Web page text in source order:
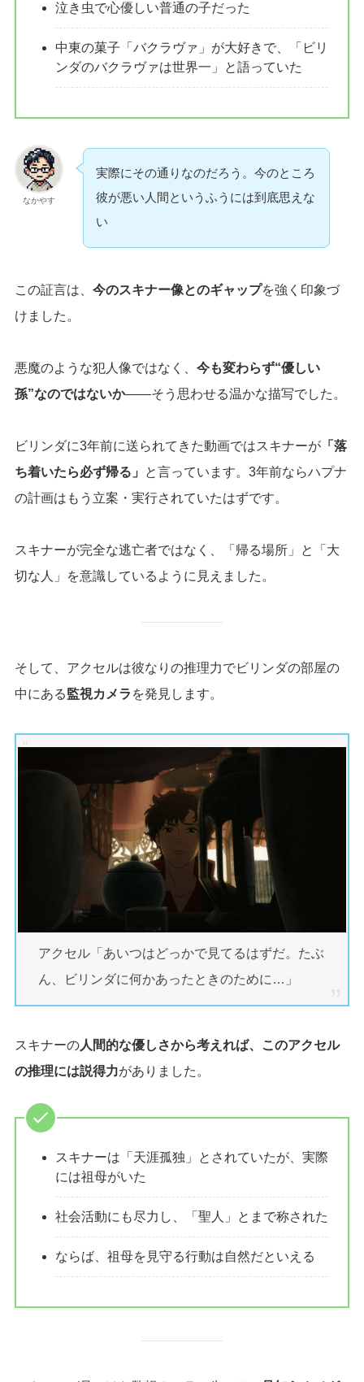
泣き虫で心優しい普通の子だった
中東の菓子「バクラヴァ」が大好きで、「ビリ
ンダのバクラヴァは世界一」と語っていた
なかやす
実際にその通りなのだろう。今のところ
彼が悪い人間というふうには到底思えな
い
この証言は、 今のスキナー像とのギャップを強く印象づ
けました。
悪魔のような犯人像ではなく、 今も変わらず“優しい
孫”なのではないか――そう思わせる温かな描写でした。
ビリンダに3年前に送られてきた動画ではスキナーが「落
ち着いたら必ず帰る」
と言っています。3年前ならハプナ
の計画はもう立案・実行されていたはずです。
スキナーが完全な逃亡者ではなく、「帰る場所」と「大
切な人」を意識しているように見えました。
そして、アクセルは彼なりの推理力でビリンダの部屋の
中にある監視カメラ を発見します。
アクセル「あいつはどっかで見てるはずだ。たぶ
ん、ビリンダに何かあったときのために…」
スキナーの人間的な優しさから考えれば、このアクセル
の推理には説得力がありました。
スキナーは「天涯孤独」とされていたが、実際
には祖母がいた
社会活動にも尽力し、「聖人」とまで称された
ならば、祖母を見守る行動は自然だといえる